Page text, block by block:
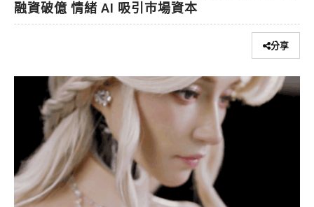
融資破億 情緒 AI 吸引巿場資本
分享